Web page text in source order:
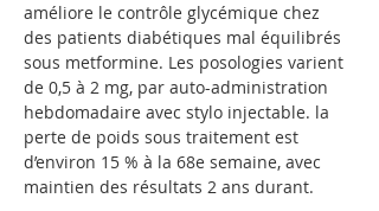
améliore le contrôle glycémique chez
des patients diabétiques mal équilibrés
sous metformine. Les posologies varient
de 0,5 à 2 mg, par auto-administration
hebdomadaire avec stylo injectable. la
perte de poids sous traitement est
d’environ 15 % à la 68e semaine, avec
maintien des résultats 2 ans durant.